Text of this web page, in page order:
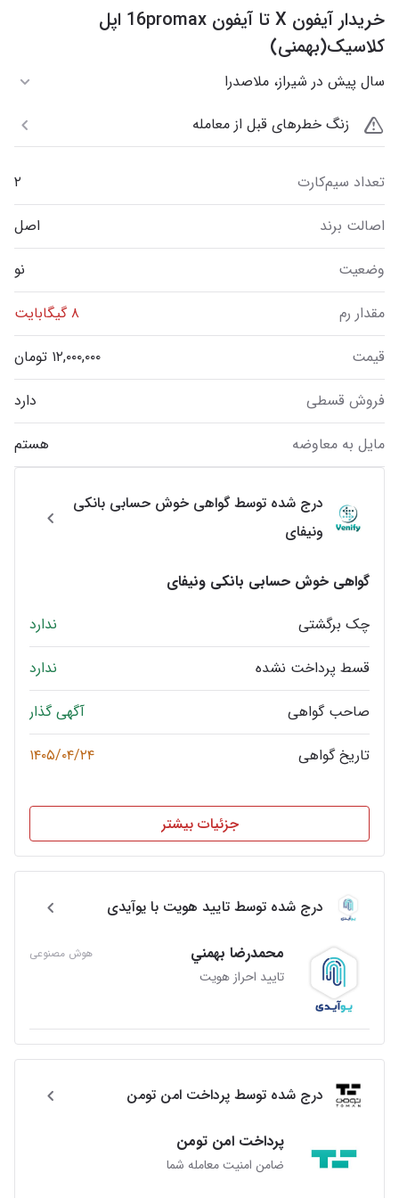
خریدار آیفون X تا آیفون 16promax اپل
کلاسیک(بهمنی)
سال پیش در شیراز، ملاصدرا
زنگ خطرهای قبل از معامله
تعداد سیم‌کارت
۲
اصالت برند
اصل
وضعیت
نو
مقدار رم
۸ گیگابایت
قیمت
فروش قسطی
دارد
مایل به معاوضه
هستم
درج شده توسط گواهی خوش حسابی بانکی
ونیفای
گواهی خوش حسابی بانکی ونیفای
چک برگشتی
ندارد
قسط پرداخت نشده
ندارد
صاحب گواهی
آگهی گذار
تاریخ گواهی
۱۴۰۵/۰۴/۲۴
جزئیات بیشتر
درج شده توسط تایید هویت با یوآیدی
محمدرضا بهمني هوش مصنوعی
تایید احراز هویت
درج شده توسط پرداخت امن تومن
پرداخت امن تومن
ضامن امنیت معامله شما